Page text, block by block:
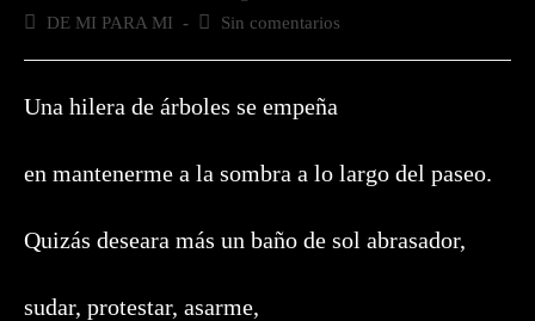
de
entrada:
de
entrada:
Categoría
entrada:
DE MI PARA MI
Comentarios
entrada:
Sin comentarios
Una hilera de árboles se empeña
en mantenerme a la sombra a lo largo del paseo.
Quizás deseara más un baño de sol abrasador,
sudar, protestar, asarme,